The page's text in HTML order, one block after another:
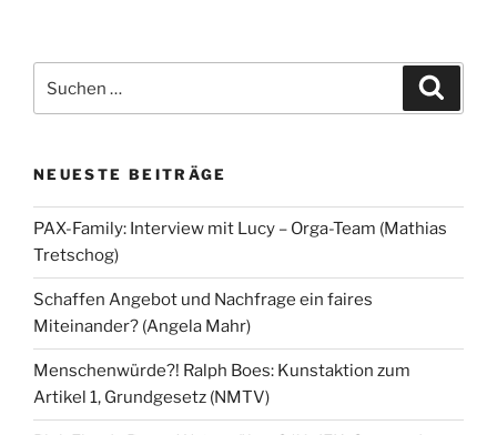
nach:
NEUESTE BEITRÄGE
PAX-Family: Interview mit Lucy – Orga-Team (Mathias
Tretschog)
Schaffen Angebot und Nachfrage ein faires
Miteinander? (Angela Mahr)
Menschenwürde?! Ralph Boes: Kunstaktion zum
Artikel 1, Grundgesetz (NMTV)